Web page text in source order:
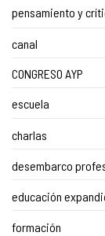
pensamiento y
canal
CONGRESO AYP
escuela
charlas
desembarco
educación
formación